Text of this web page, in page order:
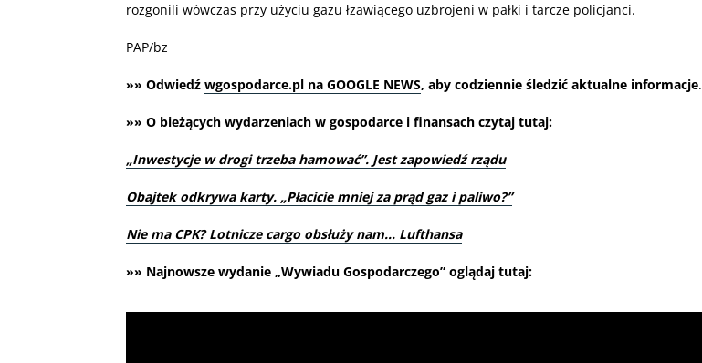
rozgonili wówczas przy użyciu gazu łzawiącego uzbrojeni w pałki i tarcze policjanci.
PAP/bz
»» Odwiedź wgospodarce.pl na GOOGLE NEWS, aby codziennie śledzić aktualne informacje.
»» O bieżących wydarzeniach w gospodarce i finansach czytaj tutaj:
„Inwestycje w drogi trzeba hamować”. Jest zapowiedź rządu
Obajtek odkrywa karty. „Płacicie mniej za prąd gaz i paliwo?”
Nie ma CPK? Lotnicze cargo obsłuży nam… Lufthansa
»» Najnowsze wydanie „Wywiadu Gospodarczego” oglądaj tutaj: